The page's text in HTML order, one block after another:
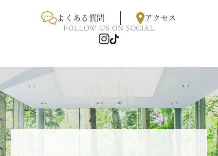
よくある質問 アクセス
FOLLOW US ON SOCIAL